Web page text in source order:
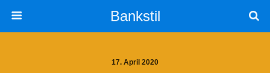
Bankstil
17. April 2020